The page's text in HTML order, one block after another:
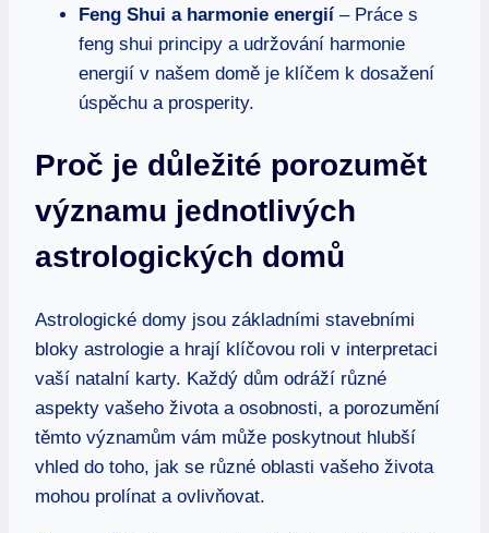
Feng Shui a harmonie energií – ⁣Práce s
feng shui⁣ principy a udržování harmonie
energií v našem domě⁣ je ​klíčem k dosažení
‌úspěchu a prosperity.
Proč⁢ je⁢ důležité porozumět
⁣významu jednotlivých
astrologických domů
Astrologické domy jsou základními stavebními⁢
bloky‍ astrologie a hrají ​klíčovou ⁤roli v interpretaci
vaší natalní karty. Každý‍ dům‍ odráží⁢ různé
aspekty vašeho ⁣života a osobnosti, a porozumění
⁤těmto významům vám může​ poskytnout ⁢hlubší
vhled do ⁣toho, ‍jak se různé oblasti vašeho života
mohou prolínat a ovlivňovat.